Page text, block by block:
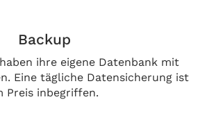
Backup
ihre eigene Datenbank mit
Eine tägliche Datensicherung ist
Preis inbegriffen.